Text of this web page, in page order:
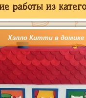
работы из
Хэлло Китти в домике